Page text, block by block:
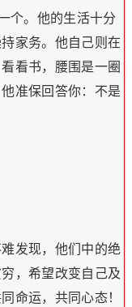
个。他的生活十分
家务。他自己则在
看书，腰围是一圈
准保回答你：不是
发现，他们中的绝
，希望改变自己及
命运，共同心态！